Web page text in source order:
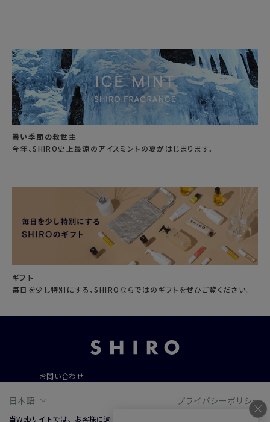
暑い季節の救世主
今年、SHIRO史上最涼のアイスミントの夏がはじまります。
ギフト
毎日を少し特別にする、SHIROならではのギフトをぜひご覧ください。
お問い合わせ
よくあるご質問
日本語 プライバシーポリシー
当Webサイトでは、お客様に適した情報およびサービスを提供するために、